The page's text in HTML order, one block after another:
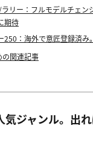
リー：フルモデルチェン
期待
250：海外で意匠登録済
の関連記事
気ジャンル。出